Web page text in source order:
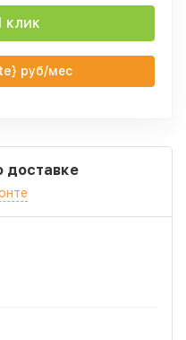
клик
руб/мес
доставке